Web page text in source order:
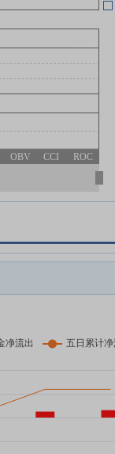
OBV CCI ROC